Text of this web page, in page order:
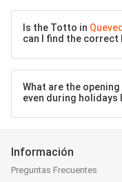
Is the Totto in
can I find the correct
What are the
even during holidays
Información
Preguntas Frecuentes